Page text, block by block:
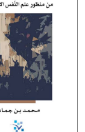
مشوقة
إختياراتنا
كتب
أكاديمية
صندوق
القراءة
English
مجانية
إختياراتنا
iKitab
حدود
أسئلة
حدود
أسئلة
يتكرر
طرحها
تحميل
masmu3
الصفحة
الرئيسية
المواضيع
الأكثر
مبيعاً
إختياراتنا
وسائل
وسائل
تعليمية
والعناية
الشخصية